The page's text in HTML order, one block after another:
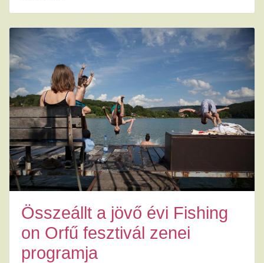
Összeállt a jövő évi Fishing
on Orfű fesztivál zenei
programja